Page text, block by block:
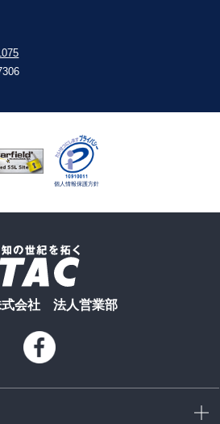
式会社 法人営業部